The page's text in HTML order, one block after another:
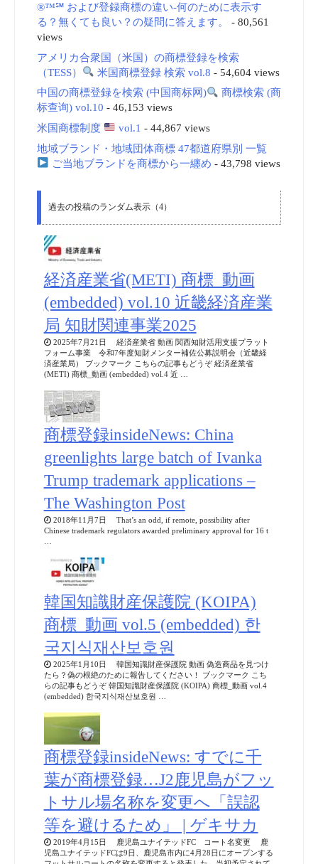
®™℠ および登録商標の違い-何のために表示す
る？無くても良い？の疑問に答えます。
- 80,561
views
アメリカ合衆国（米国）の商標登録を検索
（TESS）
米国商標登録 検索 vol.8 - 54,604 views
中国の商標登録を検索 (中国商标网)
商標検索 (商
标查询) vol.10 - 46,153 views
米国商標制度
vol.1 - 44,867 views
地域ブランド・地域団体商標 47都道府県別 一覧
ご当地ブランドを商標から一纏め - 43,798 views
過去の投稿のランダム表示（4）
経済産業省(METI) 商標_動画
(embedded) vol.10 近畿経済産業
局 知財関連事業2025
2025年7月21日 経済産業省 動画 関西知財活用支援プラット
フォーム事業 令和7年度知財メンター補佐公募説明会（近畿経
済産業局） ブックマーク こちらの記事もどうぞ 経済産業省
(METI) 商標_動画 (embedded) vol.4 近 …
商標登録insideNews: China
greenlights large batch of Ivanka
Trump trademark applications –
The Washington Post
2018年11月7日 That’s an odd, if remote, possibility after
Chinese trademark regulators awarded preliminary approval for 16 t
韓国知識財産保護院 (KOIPA)
商標_動画 vol.5 (embedded) 한
국지식재산보호원
2025年1月10日 韓国知識財産保護院 動画 偽造商品を見つけ
たら？偽の根絶のために報告してください！ ブックマーク こち
らの記事もどうぞ 韓国知識財産保護院 (KOIPA) 商標_動画 vol.4
(embedded) 한국지식재산보호원 …
商標登録insideNews: すでに千
葉が商標登録…J2鹿児島がフッ
トサル場名称を変更へ「誤認
等を避けるため」 | ゲキサカ
2019年4月15日 鹿児島ユナイテッドFC コート名変更 鹿
児島ユナイテッドFCは9日、鹿児島市内に4月28日にオープンする